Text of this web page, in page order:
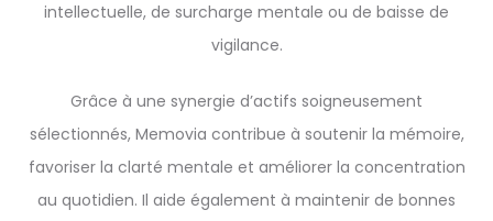
intellectuelle, de surcharge mentale ou de baisse de
vigilance.
Grâce à une synergie d’actifs soigneusement
sélectionnés, Memovia contribue à soutenir la mémoire,
favoriser la clarté mentale et améliorer la concentration
au quotidien. Il aide également à maintenir de bonnes